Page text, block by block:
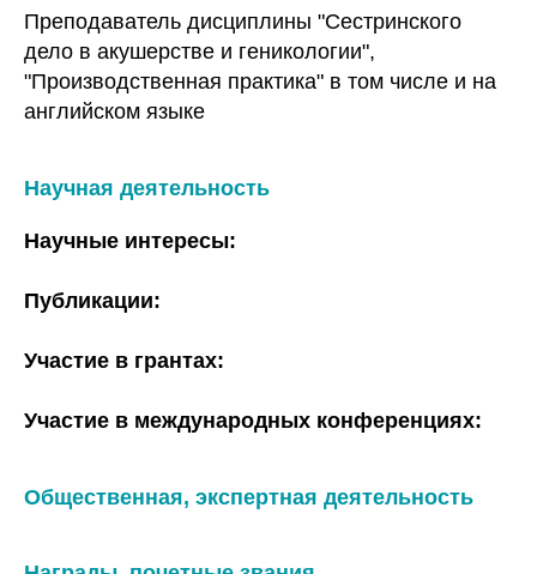
Преподаватель дисциплины "Сестринского
дело в акушерстве и геникологии",
"Производственная практика" в том числе и на
английском языке
Научная деятельность
Научные интересы:
Публикации:
Участие в грантах:
Участие в международных конференциях:
Общественная, экспертная деятельность